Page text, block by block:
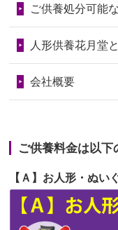
句に贈って...
2026/06/23ありが
の祖父母か...
2026/06/20
雛人
てくださる...
2026/06/19
イン
第70回人形供
第68回人形供
第65回人形供
第64回人形供
第63回人形供養
ご供養処分可能
人形供養花月堂
会社概要
ご供養料金は以
【Ａ】お人形・ぬい